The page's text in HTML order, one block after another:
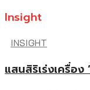
Insight
INSIGHT
แสนสิริเร่งเครื่อง